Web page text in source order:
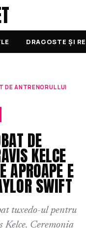
DRAGOSTE ȘI
DE ANTRENORUL LUI
DE
KELCE
APROAPE E
SWIFT
tuxedo-ul pentru
Ceremonia